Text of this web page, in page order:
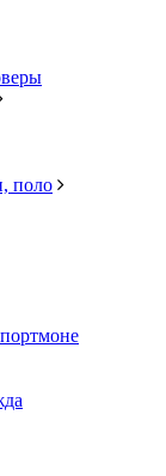
поло